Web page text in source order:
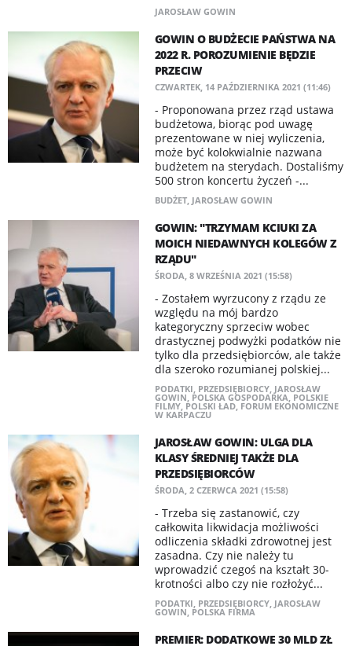
JAROSŁAW GOWIN
GOWIN O BUDŻECIE PAŃSTWA NA
2022 R. POROZUMIENIE BĘDZIE
PRZECIW
CZWARTEK, 14 PAŹDZIERNIKA 2021 (11:46)
- Proponowana przez rząd ustawa
budżetowa, biorąc pod uwagę
prezentowane w niej wyliczenia,
może być kolokwialnie nazwana
budżetem na sterydach. Dostaliśmy
500 stron koncertu życzeń -...
BUDŻET, JAROSŁAW GOWIN
GOWIN: "TRZYMAM KCIUKI ZA
MOICH NIEDAWNYCH KOLEGÓW Z
RZĄDU"
ŚRODA, 8 WRZEŚNIA 2021 (15:58)
- Zostałem wyrzucony z rządu ze
względu na mój bardzo
kategoryczny sprzeciw wobec
drastycznej podwyżki podatków nie
tylko dla przedsiębiorców, ale także
dla szeroko rozumianej polskiej...
PODATKI, PRZEDSIĘBIORCY, JAROSŁAW
GOWIN, POLSKA GOSPODARKA, POLSKIE
FILMY, POLSKI ŁAD, FORUM EKONOMICZNE
W KARPACZU
JAROSŁAW GOWIN: ULGA DLA
KLASY ŚREDNIEJ TAKŻE DLA
PRZEDSIĘBIORCÓW
ŚRODA, 2 CZERWCA 2021 (15:58)
- Trzeba się zastanowić, czy
całkowita likwidacja możliwości
odliczenia składki zdrowotnej jest
zasadna. Czy nie należy tu
wprowadzić czegoś na kształt 30-
krotności albo czy nie rozłożyć...
PODATKI, PRZEDSIĘBIORCY, JAROSŁAW
GOWIN, POLSKA FIRMA
PREMIER: DODATKOWE 30 MLD ZŁ